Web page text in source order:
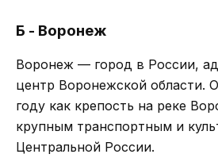
Б - Воронеж
Воронеж — город в России,
центр Воронежской области.
году как крепость на реке
крупным транспортным и
Центральной России.